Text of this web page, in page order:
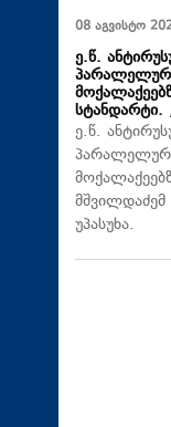
08 აგვისტო
ე.წ.
სტანდარტი.
ე.წ.
უპასუხა.